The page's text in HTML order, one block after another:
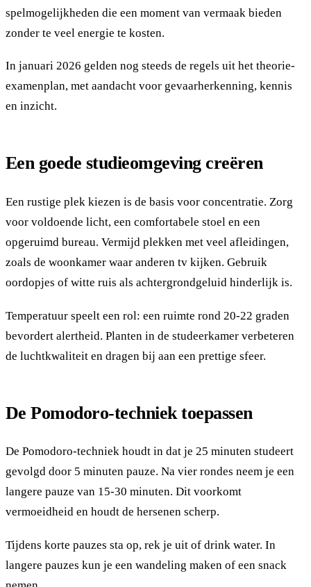
spelmogelijkheden die een moment van vermaak bieden
zonder te veel energie te kosten.
In januari 2026 gelden nog steeds de regels uit het theorie-
examenplan, met aandacht voor gevaarherkenning, kennis
en inzicht.
Een goede studieomgeving creëren
Een rustige plek kiezen is de basis voor concentratie. Zorg
voor voldoende licht, een comfortabele stoel en een
opgeruimd bureau. Vermijd plekken met veel afleidingen,
zoals de woonkamer waar anderen tv kijken. Gebruik
oordopjes of witte ruis als achtergrondgeluid hinderlijk is.
Temperatuur speelt een rol: een ruimte rond 20-22 graden
bevordert alertheid. Planten in de studeerkamer verbeteren
de luchtkwaliteit en dragen bij aan een prettige sfeer.
De Pomodoro-techniek toepassen
De Pomodoro-techniek houdt in dat je 25 minuten studeert
gevolgd door 5 minuten pauze. Na vier rondes neem je een
langere pauze van 15-30 minuten. Dit voorkomt
vermoeidheid en houdt de hersenen scherp.
Tijdens korte pauzes sta op, rek je uit of drink water. In
langere pauzes kun je een wandeling maken of een snack